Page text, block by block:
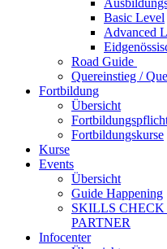
Basic Level
Advanced
Road Guide
Quereinstieg /
Fortbildung
Übersicht
Fortbildungskurse
Kurse
Events
Übersicht
Guide Happening
SKILLS
PARTNER
Infocenter